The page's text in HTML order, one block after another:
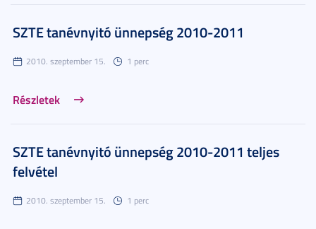
SZTE tanévnyitó ünnepség 2010-2011
2010. szeptember 15. 1 perc
Részletek
SZTE tanévnyitó ünnepség 2010-2011 teljes
felvétel
2010. szeptember 15. 1 perc